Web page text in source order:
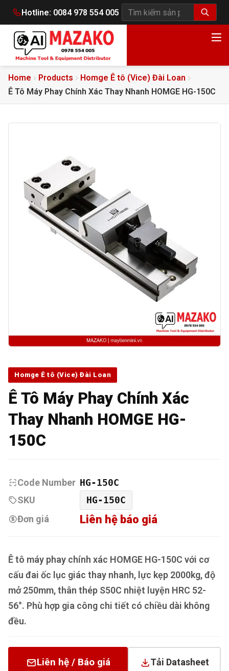
Hotline: 0084 978 554 005
Tìm kiếm sản phẩm
Home Products
Homge Ê tô (Vice) Đài Loan
Ê Tô Máy Phay Chính Xác Thay Nhanh HOMGE HG-150C
Homge Ê tô (Vice) Đài Loan
Ê Tô Máy Phay Chính Xác
Thay Nhanh HOMGE HG-
150C
Code Number HG-150C
SKU
HG-150C
Đơn giá
Liên hệ báo giá
Ê tô máy phay chính xác HOMGE HG-150C với cơ
cấu đai ốc lục giác thay nhanh, lực kẹp 2000kg, độ
mở 250mm, thân thép S50C nhiệt luyện HRC 52-
56°. Phù hợp gia công chi tiết có chiều dài không
đều.
Liên hệ / Báo giá Tải Datasheet